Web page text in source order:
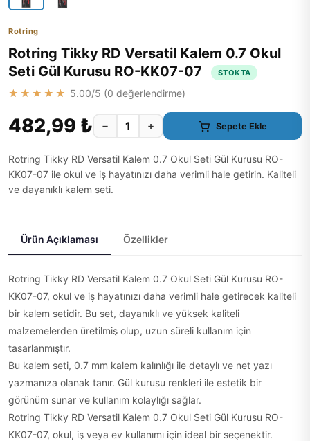
Rotring
Rotring Tikky RD Versatil Kalem 0.7 Okul
Seti Gül Kurusu RO-KK07-07
STOKTA
★★★★★ 5.00/5 (0 değerlendirme)
482,99 ₺ − + Sepete Ekle
Rotring Tikky RD Versatil Kalem 0.7 Okul Seti Gül Kurusu RO-
KK07-07 ile okul ve iş hayatınızı daha verimli hale getirin. Kaliteli
ve dayanıklı kalem seti.
Ürün Açıklaması Özellikler
Rotring Tikky RD Versatil Kalem 0.7 Okul Seti Gül Kurusu RO-
KK07-07, okul ve iş hayatınızı daha verimli hale getirecek kaliteli
bir kalem setidir. Bu set, dayanıklı ve yüksek kaliteli
malzemelerden üretilmiş olup, uzun süreli kullanım için
tasarlanmıştır.
Bu kalem seti, 0.7 mm kalem kalınlığı ile detaylı ve net yazı
yazmanıza olanak tanır. Gül kurusu renkleri ile estetik bir
görünüm sunar ve kullanım kolaylığı sağlar.
Rotring Tikky RD Versatil Kalem 0.7 Okul Seti Gül Kurusu RO-
KK07-07, okul, iş veya ev kullanımı için ideal bir seçenektir.